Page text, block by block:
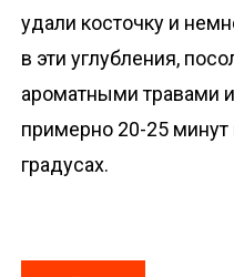
удали косточку и
в эти углубления,
ароматными травами
примерно 20-25 минут
градусах.